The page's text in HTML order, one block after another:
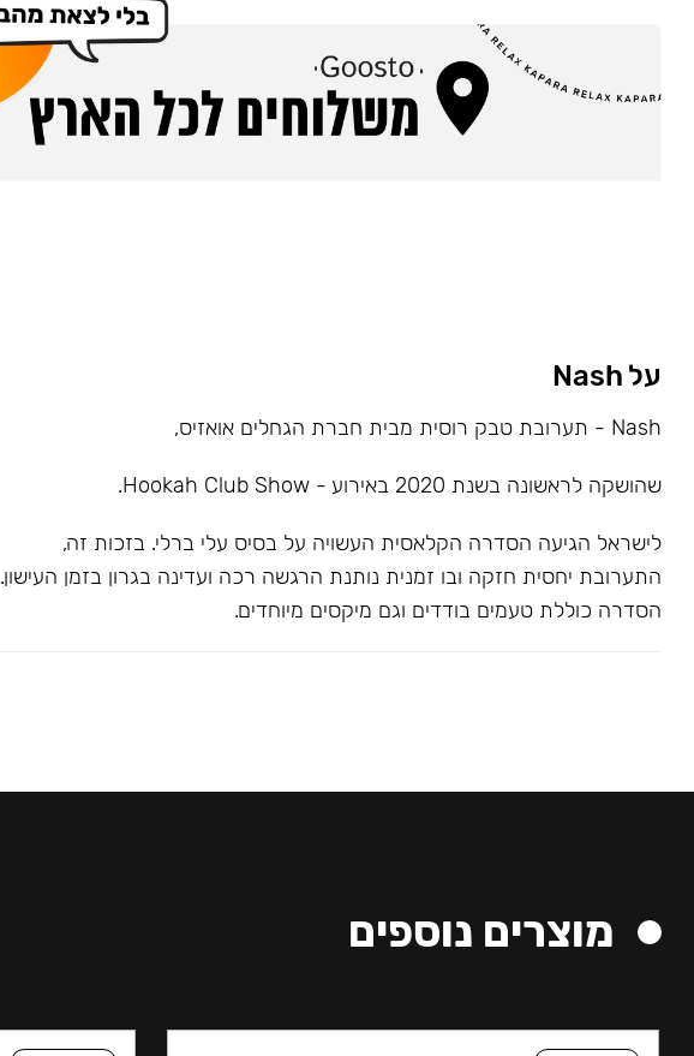
על Nash
Nash - תערובת טבק רוסית מבית חברת הגחלים אואזיס,
שהושקה לראשונה בשנת 2020 באירוע - Hookah Club Show.
לישראל הגיעה הסדרה הקלאסית העשויה על בסיס עלי ברלי. בזכות זה,
התערובת יחסית חזקה ובו זמנית נותנת הרגשה רכה ועדינה בגרון בזמן העישון.
הסדרה כוללת טעמים בודדים וגם מיקסים מיוחדים.
מוצרים נוספים